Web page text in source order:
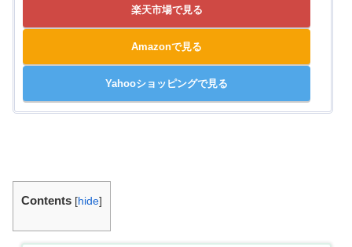
楽天市場で見る
Amazonで見る
Yahooショッピングで見る
Contents [hide]